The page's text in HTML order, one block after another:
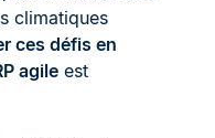
climatiques
ces défis en
agile est